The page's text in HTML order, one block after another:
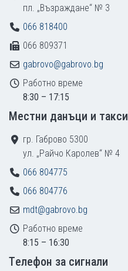
пл. „Възраждане“ № 3
066 818400
066 809371
gabrovo@gabrovo.bg
Работно време
8:30 – 17:15
Местни данъци и такси
гр. Габрово 5300
ул. „Райчо Каролев“ № 4
066 804775
066 804776
mdt@gabrovo.bg
Работно време
8:15 – 16:30
Tелефон за сигнали